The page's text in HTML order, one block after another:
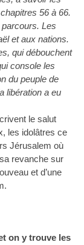
56 à 66.
Les
et aux nations.
qui débouchent
console les
du peuple de
libération a eu
le salut
les idolâtres ce
Jérusalem où
revanche sur
et d’une
on y trouve les